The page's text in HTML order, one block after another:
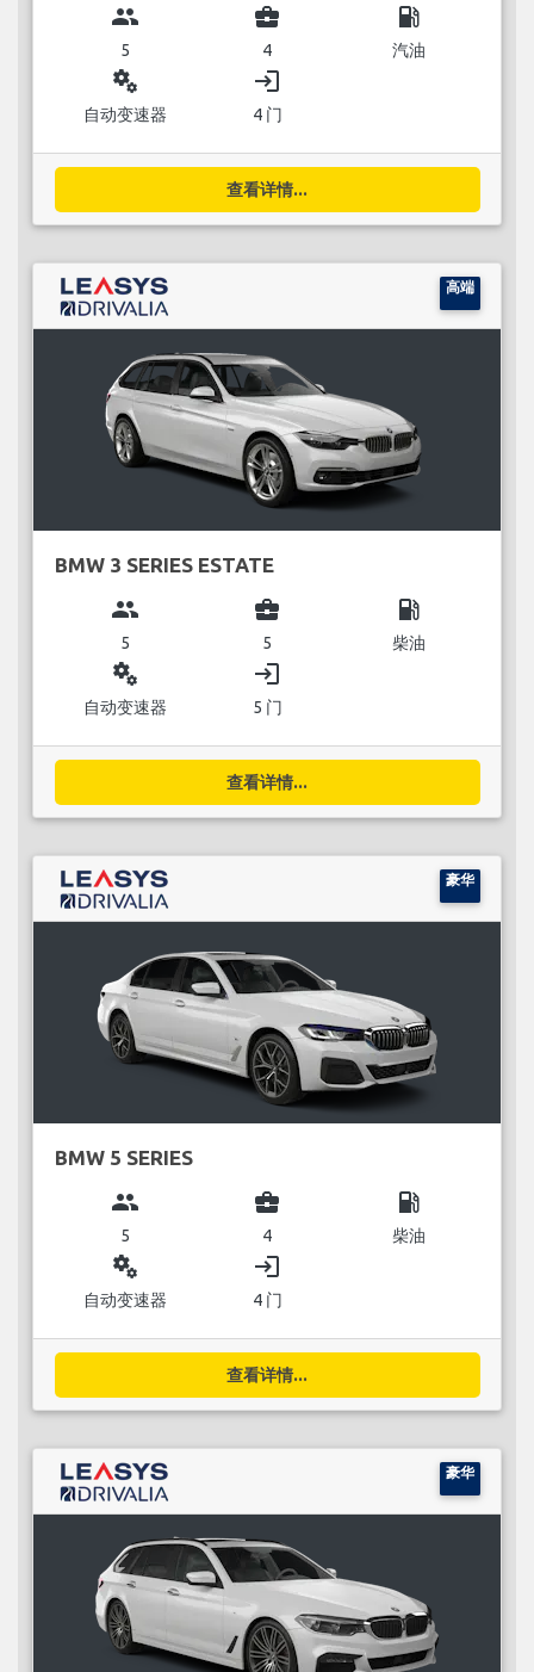
group
5
business_center
4
local_gas_station
汽油
miscellaneous_services
自动变速器
login
4 门
查看详情...
高端
BMW 3 SERIES ESTATE
group
5
business_center
5
local_gas_station
柴油
miscellaneous_services
自动变速器
login
5 门
查看详情...
豪华
BMW 5 SERIES
group
5
business_center
4
local_gas_station
柴油
miscellaneous_services
自动变速器
login
4 门
查看详情...
豪华